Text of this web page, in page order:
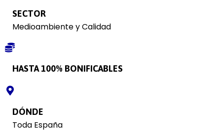
SECTOR
Medioambiente y Calidad
HASTA 100% BONIFICABLES
DÓNDE
Toda España